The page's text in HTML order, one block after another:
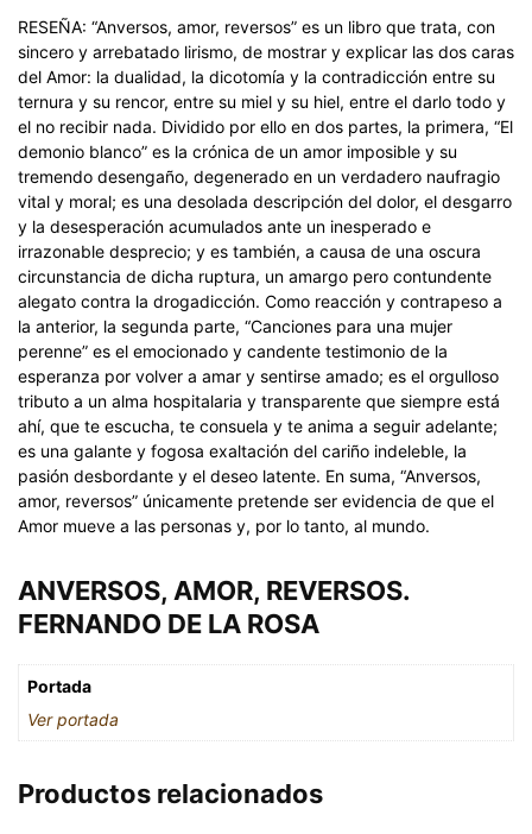
RESEÑA: “Anversos, amor, reversos” es un libro que trata, con
sincero y arrebatado lirismo, de mostrar y explicar las dos caras
del Amor: la dualidad, la dicotomía y la contradicción entre su
ternura y su rencor, entre su miel y su hiel, entre el darlo todo y
el no recibir nada. Dividido por ello en dos partes, la primera, “El
demonio blanco” es la crónica de un amor imposible y su
tremendo desengaño, degenerado en un verdadero naufragio
vital y moral; es una desolada descripción del dolor, el desgarro
y la desesperación acumulados ante un inesperado e
irrazonable desprecio; y es también, a causa de una oscura
circunstancia de dicha ruptura, un amargo pero contundente
alegato contra la drogadicción. Como reacción y contrapeso a
la anterior, la segunda parte, “Canciones para una mujer
perenne” es el emocionado y candente testimonio de la
esperanza por volver a amar y sentirse amado; es el orgulloso
tributo a un alma hospitalaria y transparente que siempre está
ahí, que te escucha, te consuela y te anima a seguir adelante;
es una galante y fogosa exaltación del cariño indeleble, la
pasión desbordante y el deseo latente. En suma, “Anversos,
amor, reversos” únicamente pretende ser evidencia de que el
Amor mueve a las personas y, por lo tanto, al mundo.
ANVERSOS, AMOR, REVERSOS.
FERNANDO DE LA ROSA
Portada
Ver portada
Productos relacionados